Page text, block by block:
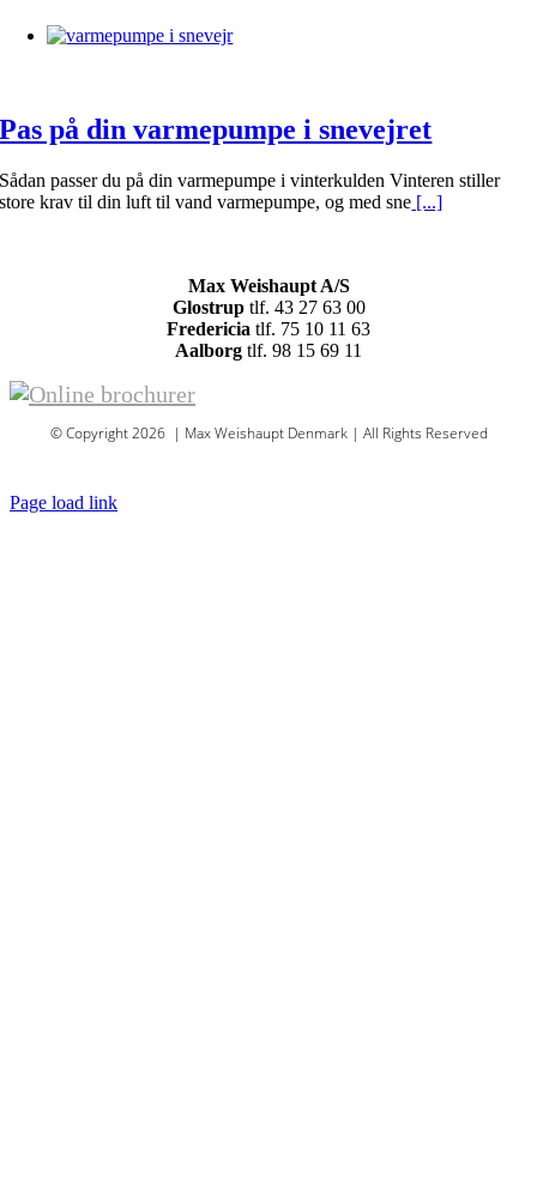
Pas på din varmepumpe i snevejret
Sådan passer du på din varmepumpe i vinterkulden Vinteren stiller
store krav til din luft til vand varmepumpe, og med sne [...]
Max Weishaupt A/S
Glostruptlf. 43 27 63 00
Fredericia tlf. 75 10 11 63
Aalborg tlf. 98 15 69 11
© Copyright 2026 | Max Weishaupt Denmark | All Rights Reserved
Page load link